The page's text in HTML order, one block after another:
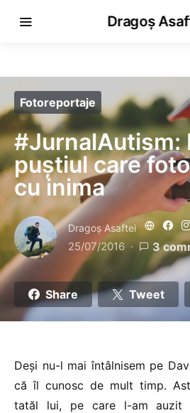
Dragoș
Fotoreportaje
#JurnalAutism:
puștiul care
cu inima
Dragoş Asaftei
25/07/2016 3
Share Tweet
Deși nu-l mai întâlnisem pe
că îl cunosc de mult timp.
tatăl lui, pe care l-am auzit